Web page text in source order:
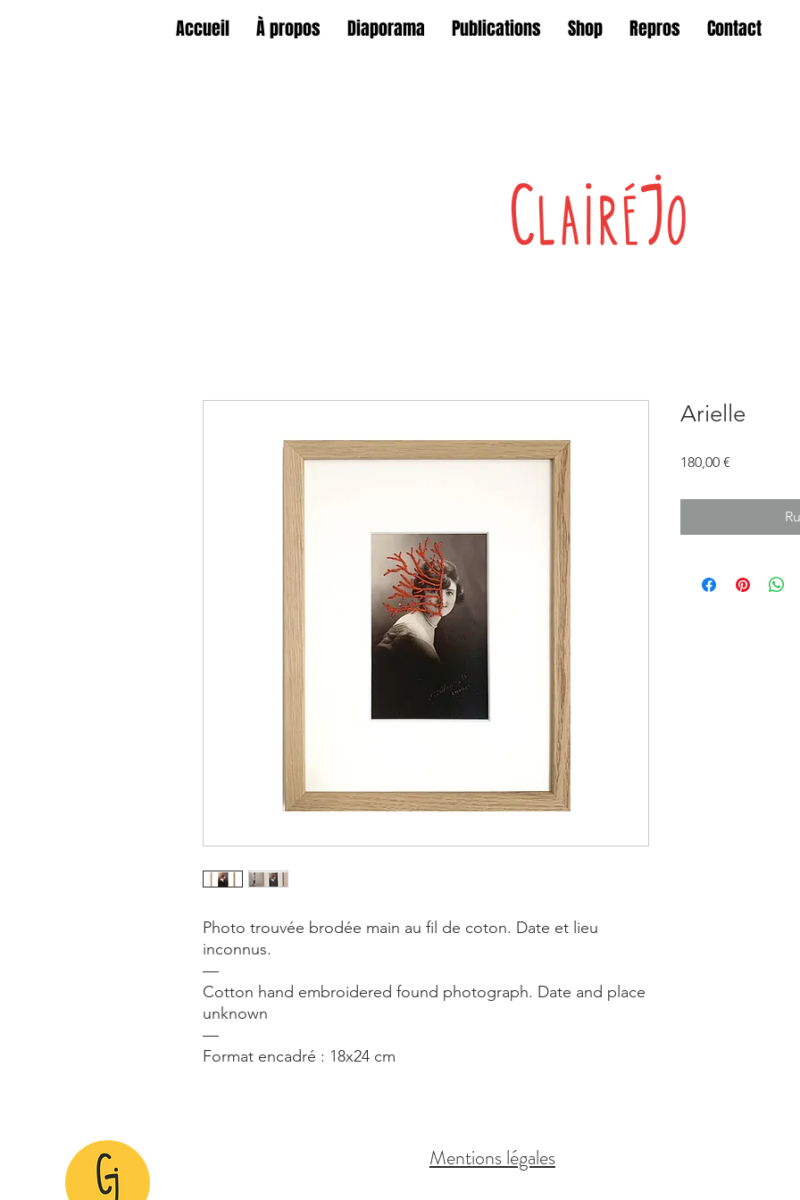
Accueil À propos Diaporama Publications Shop Repros Contact
Photo trouvée brodée main au fil de coton. Date et lieu
inconnus.
—
Cotton hand embroidered found photograph. Date and place
unknown
—
Format encadré : 18x24 cm
Arielle
180,00 €
Mentions légales